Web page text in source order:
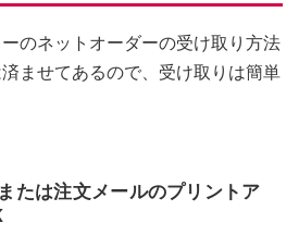
のネットオーダーの受け取り方法
ませてあるので、受け取りは簡単
たは注文メールのプリントア